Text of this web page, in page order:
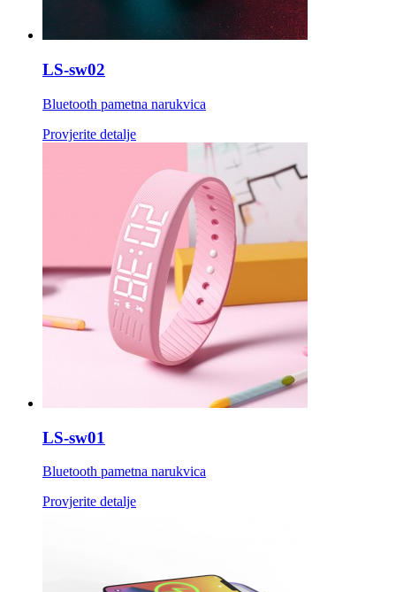
LS-sw02
Bluetooth pametna narukvica
Provjerite detalje
LS-sw01
Bluetooth pametna narukvica
Provjerite detalje